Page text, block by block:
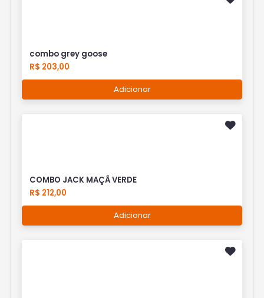
combo grey goose
R$ 203,00
Adicionar
COMBO JACK MAÇÃ VERDE
R$ 212,00
Adicionar